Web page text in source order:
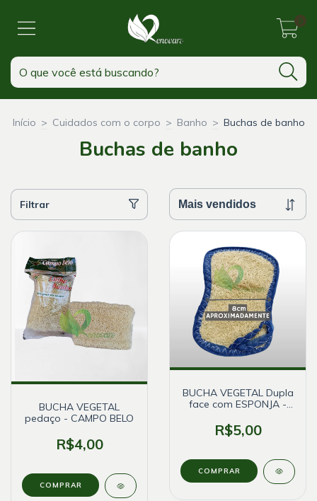
0
Início > Cuidados com o corpo > Banho > Buchas de banho
Buchas de banho
Filtrar
BUCHA VEGETAL
pedaço - CAMPO BELO
R$4,00
BUCHA VEGETAL Dupla
face com ESPONJA -
R$5,00